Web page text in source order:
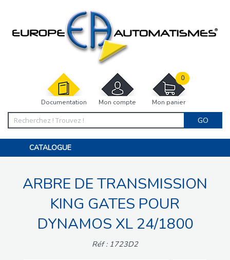
Documentation Mon compte Mon panier
0
GO
CATALOGUE
MOTORISATIONS
ACCESSOIRES ET ELECTRONIQUES
INTERPHONES VISIOPHONES
ARBRE DE TRANSMISSION
KING GATES POUR
DYNAMOS XL 24/1800
Réf : 1723D2